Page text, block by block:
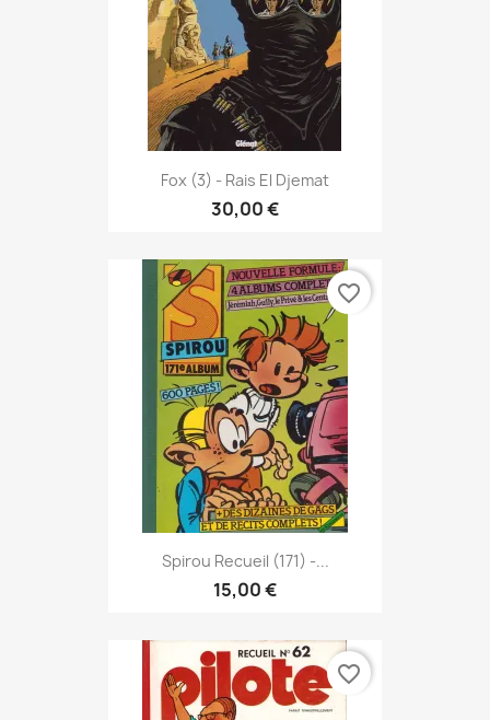
Fox (3) - Rais El Djemat
30,00 €
Spirou Recueil (171) -...
15,00 €
favorite_border
favorite_border